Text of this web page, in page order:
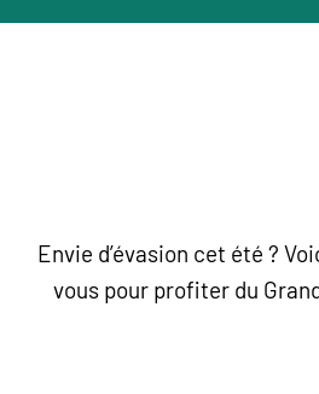
Envie d’évasion cet été ?
vous pour profiter du